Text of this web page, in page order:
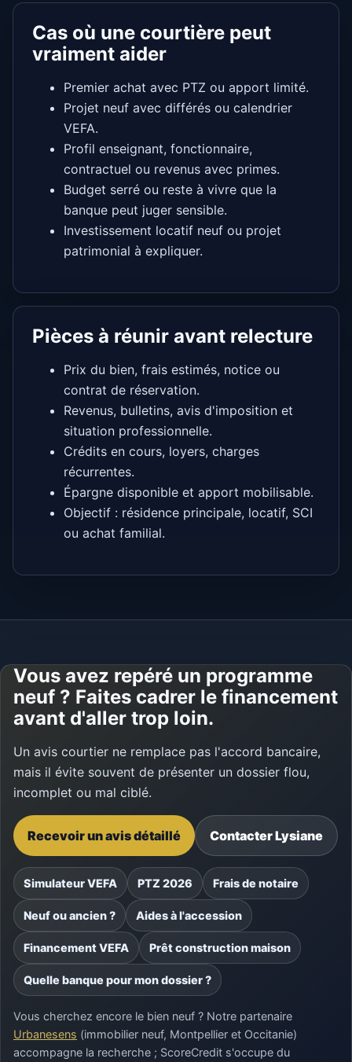
Cas où une courtière peut
vraiment aider
Premier achat avec PTZ ou apport limité.
Projet neuf avec différés ou calendrier
VEFA.
Profil enseignant, fonctionnaire,
contractuel ou revenus avec primes.
Budget serré ou reste à vivre que la
banque peut juger sensible.
Investissement locatif neuf ou projet
patrimonial à expliquer.
Pièces à réunir avant relecture
Prix du bien, frais estimés, notice ou
contrat de réservation.
Revenus, bulletins, avis d'imposition et
situation professionnelle.
Crédits en cours, loyers, charges
récurrentes.
Épargne disponible et apport mobilisable.
Objectif : résidence principale, locatif, SCI
ou achat familial.
Vous avez repéré un programme
neuf ? Faites cadrer le financement
avant d'aller trop loin.
Un avis courtier ne remplace pas l'accord bancaire,
mais il évite souvent de présenter un dossier flou,
incomplet ou mal ciblé.
Recevoir un avis détaillé Contacter Lysiane
Simulateur VEFA PTZ 2026 Frais de notaire
Neuf ou ancien ? Aides à l'accession
Financement VEFA Prêt construction maison
Quelle banque pour mon dossier ?
Vous cherchez encore le bien neuf ? Notre partenaire
Urbanesens (immobilier neuf, Montpellier et Occitanie)
accompagne la recherche ; ScoreCredit s'occupe du